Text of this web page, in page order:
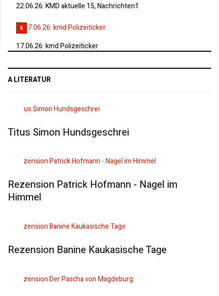
22.06.26: KMD aktuelle 15, Nachrichten1
5
17.06.26: kmd Polizeiticker
A LITERATUR
Titus Simon Hundsgeschrei
Rezension Patrick Hofmann - Nagel im
Himmel
Rezension Banine Kaukasische Tage